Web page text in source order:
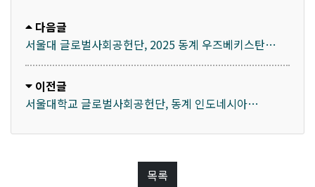
다음글
서울대 글로벌사회공헌단, 2025 동계 우즈베키스탄
SNU공헌단 with 영원무역 파견
이전글
서울대학교 글로벌사회공헌단, 동계 인도네시아
목록